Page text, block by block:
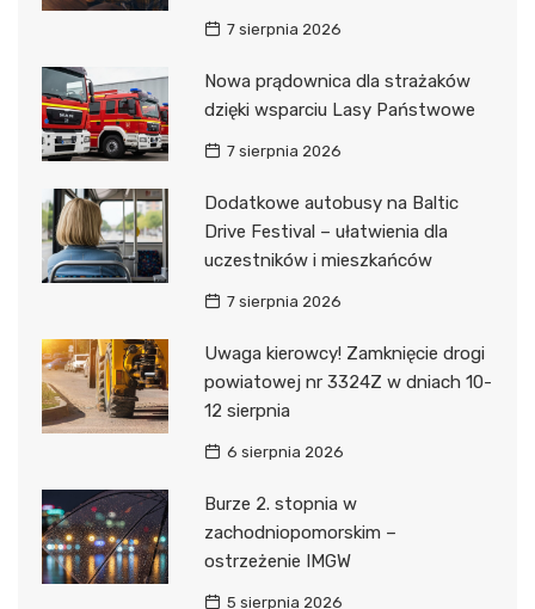
7 sierpnia 2026
Nowa prądownica dla strażaków
dzięki wsparciu Lasy Państwowe
7 sierpnia 2026
Dodatkowe autobusy na Baltic
Drive Festival – ułatwienia dla
uczestników i mieszkańców
7 sierpnia 2026
Uwaga kierowcy! Zamknięcie drogi
powiatowej nr 3324Z w dniach 10-
12 sierpnia
6 sierpnia 2026
Burze 2. stopnia w
zachodniopomorskim –
ostrzeżenie IMGW
5 sierpnia 2026